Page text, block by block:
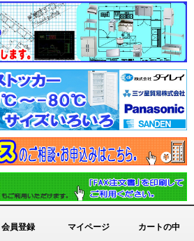
会員登録 マイページ カートの中